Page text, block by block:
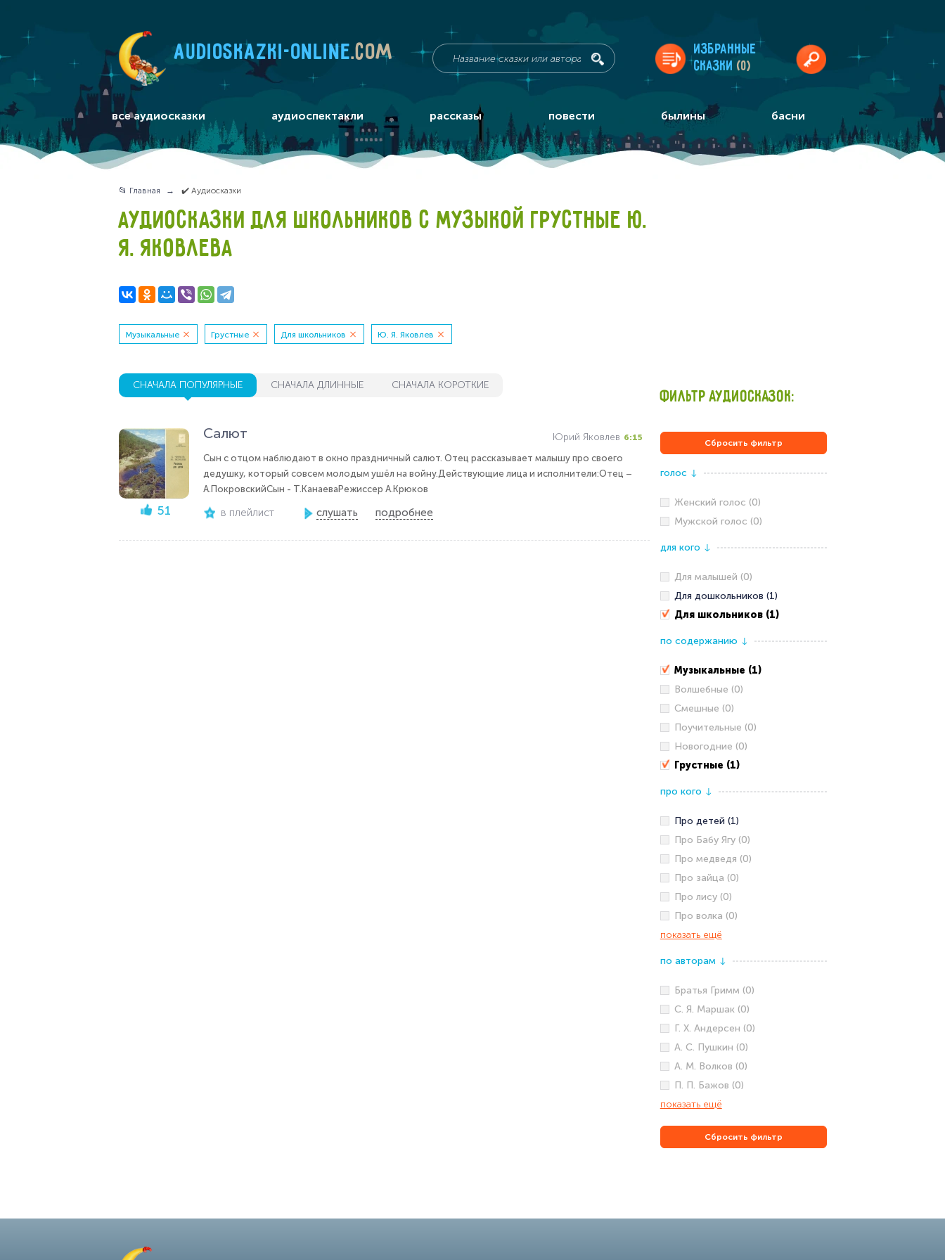
audioskazki-online.com
Избранные
сказки (0)
все аудиосказки аудиоспектакли рассказы повести былины басни
📂 Главная ✔️ Аудиосказки
АУДИОСКАЗКИ ДЛЯ ШКОЛЬНИКОВ С МУЗЫКОЙ ГРУСТНЫЕ Ю.
Я. ЯКОВЛЕВА
Музыкальные Грустные Для школьников Ю. Я. Яковлев
СНАЧАЛА ПОПУЛЯРНЫЕ СНАЧАЛА ДЛИННЫЕ СНАЧАЛА КОРОТКИЕ
51
Салют Юрий Яковлев 6:15
Сын с отцом наблюдают в окно праздничный салют. Отец рассказывает малышу про своего
дедушку, который совсем молодым ушёл на войну.Действующие лица и исполнители:Отец –
А.ПокровскийСын - Т.КанаеваРежиссер А.Крюков
в плейлист слушать подробнее
ФИЛЬТР АУДИОСКАЗОК:
Сбросить фильтр
голос ↓
Женский голос (0)
Мужской голос (0)
для кого ↓
Для малышей (0)
Для дошкольников (1)
Для школьников (1)
по содержанию ↓
Музыкальные (1)
Волшебные (0)
Смешные (0)
Поучительные (0)
Новогодние (0)
Грустные (1)
про кого ↓
Про детей (1)
Про Бабу Ягу (0)
Про медведя (0)
Про зайца (0)
Про лису (0)
Про волка (0)
показать ещё
по авторам ↓
Братья Гримм (0)
С. Я. Маршак (0)
Г. Х. Андерсен (0)
А. С. Пушкин (0)
А. М. Волков (0)
П. П. Бажов (0)
показать ещё
Сбросить фильтр